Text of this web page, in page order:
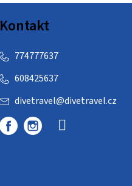
Kontakt
divetravel@divetravel.cz
608425637
774777637